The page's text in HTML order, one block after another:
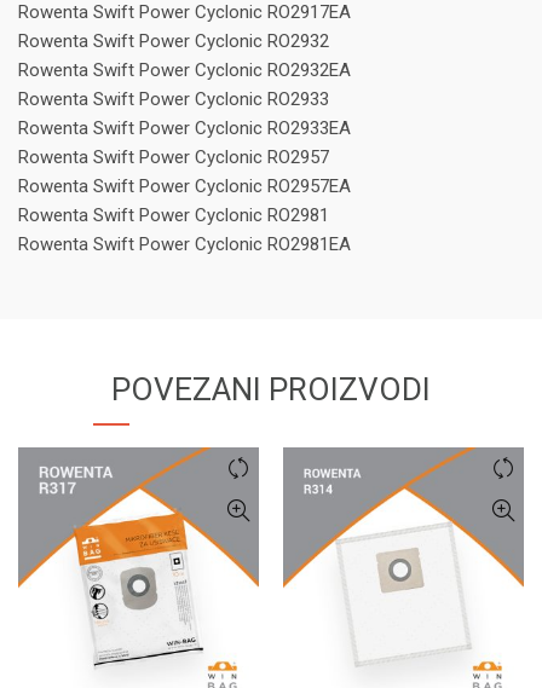
Rowenta Swift Power Cyclonic RO2917EA
Rowenta Swift Power Cyclonic RO2932
Rowenta Swift Power Cyclonic RO2932EA
Rowenta Swift Power Cyclonic RO2933
Rowenta Swift Power Cyclonic RO2933EA
Rowenta Swift Power Cyclonic RO2957
Rowenta Swift Power Cyclonic RO2957EA
Rowenta Swift Power Cyclonic RO2981
Rowenta Swift Power Cyclonic RO2981EA
POVEZANI PROIZVODI